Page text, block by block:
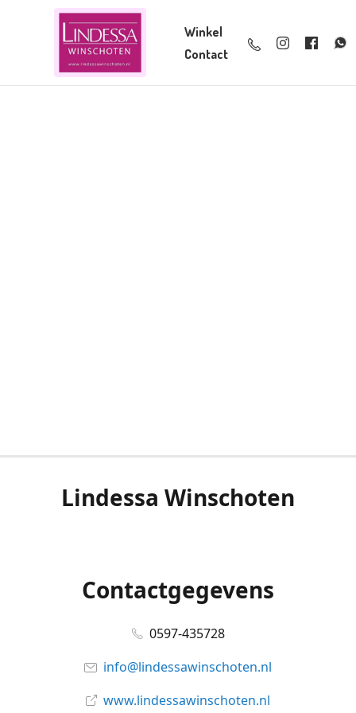
Winkel
Contact
Lindessa Winschoten
Contactgegevens
0597-435728
info@lindessawinschoten.nl
www.lindessawinschoten.nl